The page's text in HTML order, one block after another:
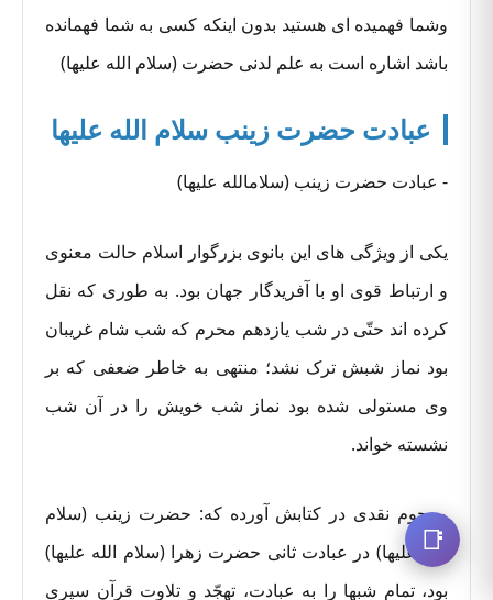
وشما فهمیده ای هستید بدون اینکه کسی به شما فهمانده
باشد اشاره است به علم لدنی حضرت (سلام الله علیها)
عبادت حضرت زینب سلام الله علیها
- عبادت حضرت زینب (سلامالله علیها)
یکی از ویژگی های این بانوی بزرگوار اسلام حالت معنوی
و ارتباط قوی او با آفریدگار جهان بود. به طوری که نقل
کرده اند حتّی در شب یازدهم محرم که شب شام غریبان
بود نماز شبش ترک نشد؛ منتهی به خاطر ضعفی که بر
وی مستولی شده بود نماز شب خویش را در آن شب
نشسته خواند.
مرحوم نقدی در کتابش آورده که: حضرت زینب (سلام
الله علیها) در عبادت ثانی حضرت زهرا (سلام الله علیها)
بود، تمام شبها را به عبادت، تهجّد و تلاوت قرآن سپری
📑